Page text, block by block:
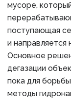
мусоре,
поступающая
и направляется
Основное
дегазации
пока для
методы